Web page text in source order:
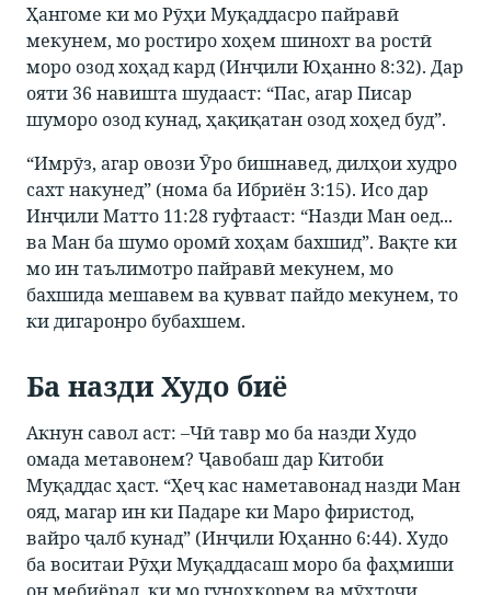
Ҳангоме ки мо Рӯҳи Муқаддасро пайравӣ
мекунем, мо ростиро хоҳем шинохт ва ростӣ
моро озод хоҳад кард (Инҷили Юҳанно 8:32). Дар
ояти 36 навишта шудааст: “Пас, агар Писар
шуморо озод кунад, ҳақиқатан озод хоҳед буд”.
“Имрӯз, агар овози Ӯро бишнавед, дилҳои худро
сахт накунед” (нома ба Ибриён 3:15). Исо дар
Инҷили Матто 11:28 гуфтааст: “Назди Ман оед...
ва Ман ба шумо оромӣ хоҳам бахшид”. Вақте ки
мо ин таълимотро пайравӣ мекунем, мо
бахшида мешавем ва қувват пайдо мекунем, то
ки дигаронро бубахшем.
Ба назди Худо биё
Акнун савол аст: –Чӣ тавр мо ба назди Худо
омада метавонем? Ҷавобаш дар Китоби
Муқаддас ҳаст. “Ҳеҷ кас наметавонад назди Ман
ояд, магар ин ки Падаре ки Маро фиристод,
вайро ҷалб кунад” (Инҷили Юҳанно 6:44). Худо
ба воситаи Рӯҳи Муқаддасаш моро ба фаҳмиши